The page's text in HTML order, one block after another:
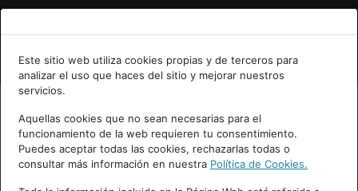
Bienvenid@ a psiquiatria.com
Escribe tu Email
Accede o regístrate con tu email.
Este sitio web utiliza cookies propias y de terceros para
analizar el uso que haces del sitio y mejorar nuestros
servicios.
Aquellas cookies que no sean necesarias para el
funcionamiento de la web requieren tu consentimiento.
Puedes aceptar todas las cookies, rechazarlas todas o
consultar más información en nuestra Política de Cookies.